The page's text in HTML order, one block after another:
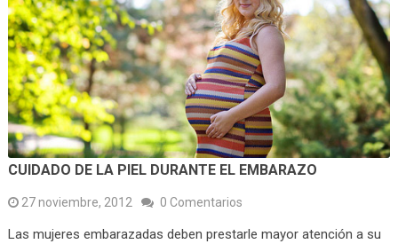
CUIDADO DE LA PIEL DURANTE EL EMBARAZO
27 noviembre, 2012 0 Comentarios
Las mujeres embarazadas deben prestarle mayor atención a su